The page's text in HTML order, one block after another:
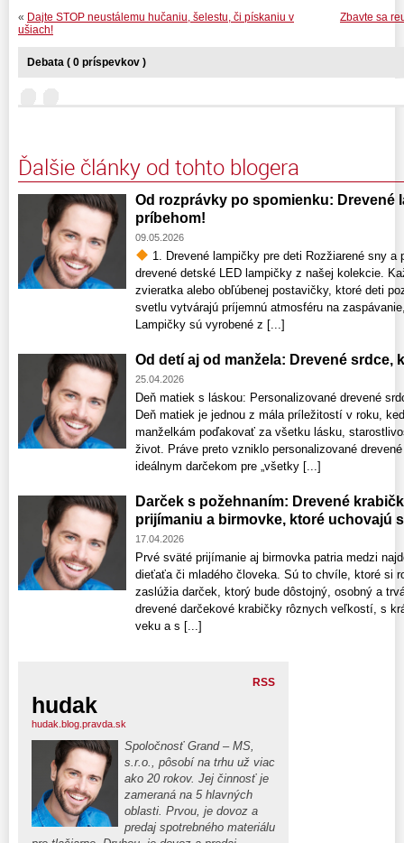
Zbavte sa
« Dajte STOP neustálemu hučaniu, šelestu, či pískaniu v
ušiach!
Debata ( 0 príspevkov )
Ďalšie články od tohto blogera
Od rozprávky po spomienku: Drevené
príbehom!
09.05.2026
1. Drevené lampičky pre deti Rozžiarené sny a
drevené detské LED lampičky z našej kolekcie.
zvieratka alebo obľúbenej postavičky, ktoré deti
svetlu vytvárajú príjemnú atmosféru na
Lampičky sú vyrobené z [...]
Od detí aj od manžela: Drevené srdce,
25.04.2026
Deň matiek s láskou: Personalizované drevené
Deň matiek je jednou z mála príležitostí v roku,
manželkám poďakovať za všetku lásku,
život. Práve preto vzniklo personalizované
ideálnym darčekom pre „všetky [...]
Darček s požehnaním: Drevené
prijímaniu a birmovke, ktoré uchovajú
17.04.2026
Prvé sväté prijímanie aj birmovka patria medzi
dieťaťa či mladého človeka. Sú to chvíle, ktoré si
zaslúžia darček, ktorý bude dôstojný, osobný a
drevené darčekové krabičky rôznych veľkostí, s
veku a s [...]
RSS
hudak
hudak.blog.pravda.sk
Spoločnosť Grand – MS,
s.r.o., pôsobí na trhu už viac
ako 20 rokov. Jej činnosť je
zameraná na 5 hlavných
oblasti. Prvou, je dovoz a
predaj spotrebného materiálu